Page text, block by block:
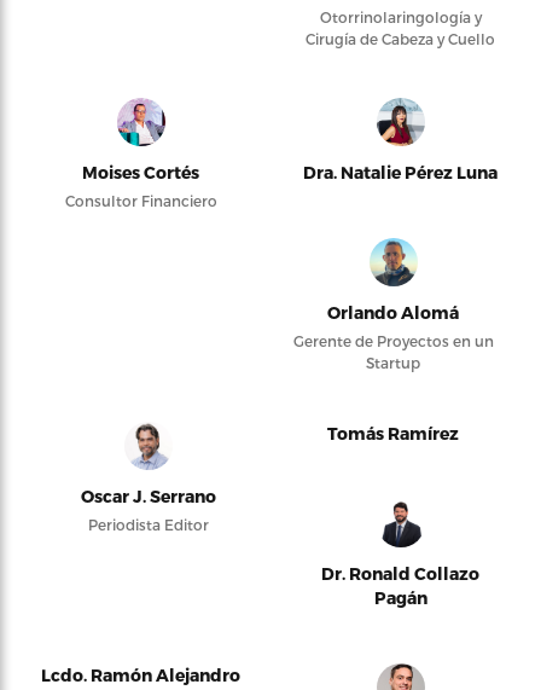
Otorrinolaringología y
Cirugía de Cabeza y Cuello
Moises Cortés
Consultor Financiero
Dra. Natalie Pérez Luna
Orlando Alomá
Gerente de Proyectos en un
Startup
Oscar J. Serrano
Periodista Editor
Tomás Ramírez
Dr. Ronald Collazo
Pagán
Lcdo. Ramón Alejandro